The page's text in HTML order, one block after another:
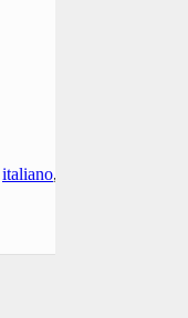
italiano,